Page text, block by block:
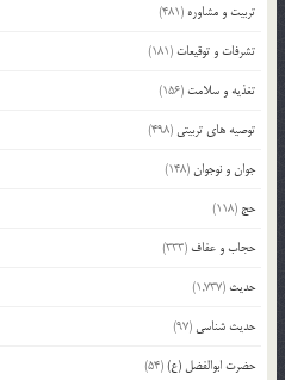
تربیت و مشاوره (481)
تشرفات و توقیعات (181)
تغذیه و سلامت (156)
توصیه های تربیتی (498)
جوان و نوجوان(148)
حج (118)
حجاب و عفاف (333)
حدیث (1,737)
حدیث شناسی (97)
حضرت ابوالفضل (ع)(54)